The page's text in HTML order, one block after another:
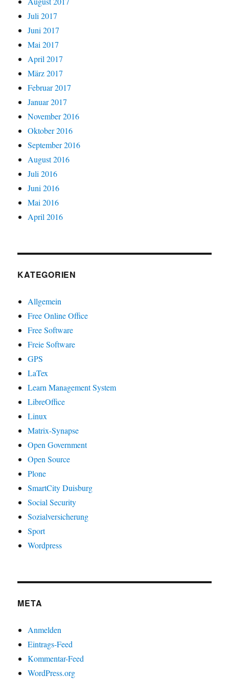
Juli 2017
Juni 2017
Mai 2017
April 2017
März 2017
Februar 2017
Januar 2017
November 2016
Oktober 2016
September 2016
August 2016
Juli 2016
Juni 2016
Mai 2016
April 2016
KATEGORIEN
Allgemein
Free Online Office
Free Software
Freie Software
GPS
LaTex
Learn Management System
LibreOffice
Linux
Matrix-Synapse
Open Government
Open Source
Plone
SmartCity Duisburg
Social Security
Sozialversicherung
Sport
Wordpress
META
Anmelden
Eintrags-Feed
Kommentar-Feed
WordPress.org